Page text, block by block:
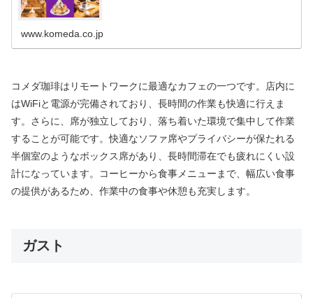
www.komeda.co.jp
コメダ珈琲はリモートワークに最適なカフェの一つです。店内に
はWiFiと電源が完備されており、長時間の作業も快適に行えま
す。さらに、席が独立しており、落ち着いた環境で集中して作業
することが可能です。快適なソファ席やプライバシーが保たれる
半個室のようなボックス席があり、長時間滞在でも疲れにくい設
計になっています。コーヒーから食事メニューまで、幅広い食事
の提供があるため、作業中の食事や休憩も充実します。
ガスト